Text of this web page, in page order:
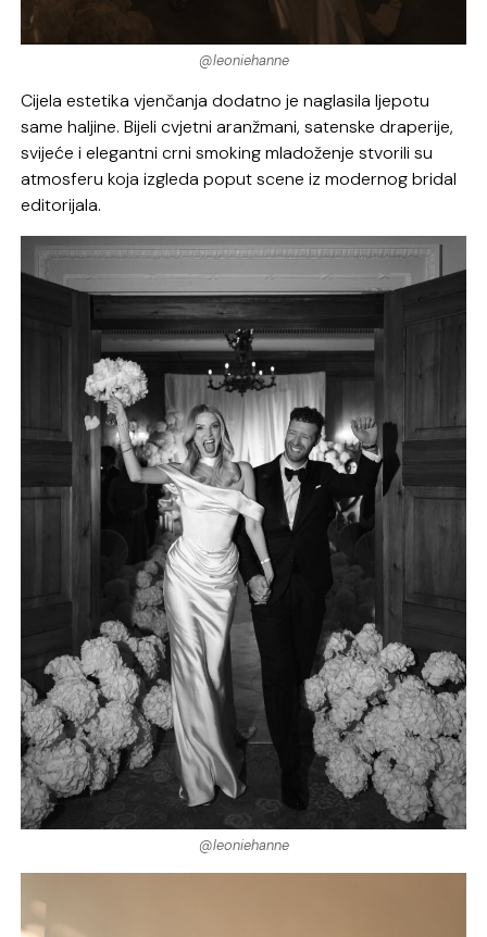
@leoniehanne
Cijela estetika vjenčanja dodatno je naglasila ljepotu
same haljine. Bijeli cvjetni aranžmani, satenske draperije,
svijeće i elegantni crni smoking mladoženje stvorili su
atmosferu koja izgleda poput scene iz modernog bridal
editorijala.
@leoniehanne